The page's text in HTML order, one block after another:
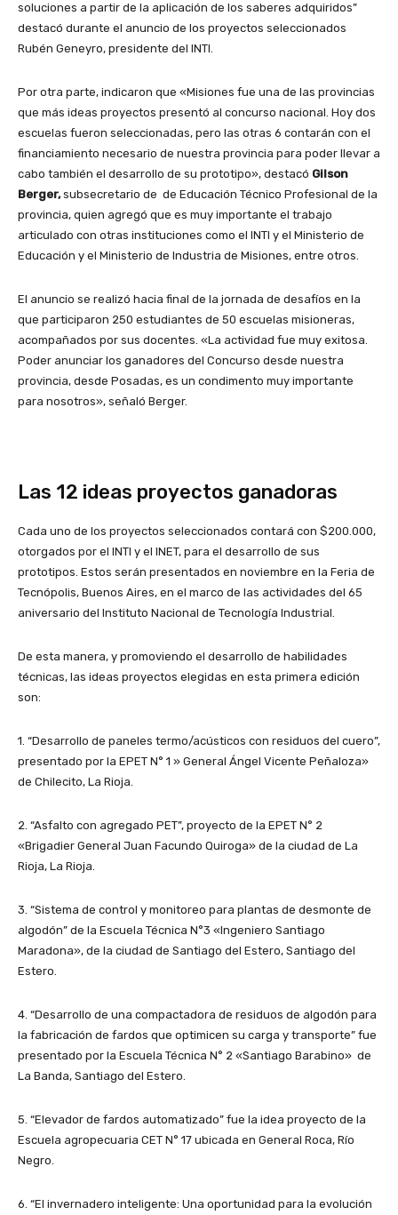
soluciones a partir de la aplicación de los saberes adquiridos”
destacó durante el anuncio de los proyectos seleccionados
Rubén Geneyro, presidente del INTI.
Por otra parte, indicaron que «Misiones fue una de las provincias
que más ideas proyectos presentó al concurso nacional. Hoy dos
escuelas fueron seleccionadas, pero las otras 6 contarán con el
financiamiento necesario de nuestra provincia para poder llevar a
cabo también el desarrollo de su prototipo», destacó Gilson
Berger,subsecretario de de Educación Técnico Profesional de la
provincia, quien agregó que es muy importante el trabajo
articulado con otras instituciones como el INTI y el Ministerio de
Educación y el Ministerio de Industria de Misiones, entre otros.
El anuncio se realizó hacia final de la jornada de desafíos en la
que participaron 250 estudiantes de 50 escuelas misioneras,
acompañados por sus docentes. «La actividad fue muy exitosa.
Poder anunciar los ganadores del Concurso desde nuestra
provincia, desde Posadas, es un condimento muy importante
para nosotros», señaló Berger.
Las 12 ideas proyectos ganadoras
Cada uno de los proyectos seleccionados contará con $200.000,
otorgados por el INTI y el INET, para el desarrollo de sus
prototipos. Estos serán presentados en noviembre en la Feria de
Tecnópolis, Buenos Aires, en el marco de las actividades del 65
aniversario del Instituto Nacional de Tecnología Industrial.
De esta manera, y promoviendo el desarrollo de habilidades
técnicas, las ideas proyectos elegidas en esta primera edición
son:
1. “Desarrollo de paneles termo/acústicos con residuos del cuero”,
presentado por la EPET N° 1 » General Ángel Vicente Peñaloza»
de Chilecito, La Rioja.
2. “Asfalto con agregado PET”, proyecto de la EPET N° 2
«Brigadier General Juan Facundo Quiroga» de la ciudad de La
Rioja, La Rioja.
3. “Sistema de control y monitoreo para plantas de desmonte de
algodón” de la Escuela Técnica N°3 «Ingeniero Santiago
Maradona», de la ciudad de Santiago del Estero, Santiago del
Estero.
4. “Desarrollo de una compactadora de residuos de algodón para
la fabricación de fardos que optimicen su carga y transporte” fue
presentado por la Escuela Técnica N° 2 «Santiago Barabino» de
La Banda, Santiago del Estero.
5. “Elevador de fardos automatizado” fue la idea proyecto de la
Escuela agropecuaria CET N° 17 ubicada en General Roca, Río
Negro.
6. “El invernadero inteligente: Una oportunidad para la evolución